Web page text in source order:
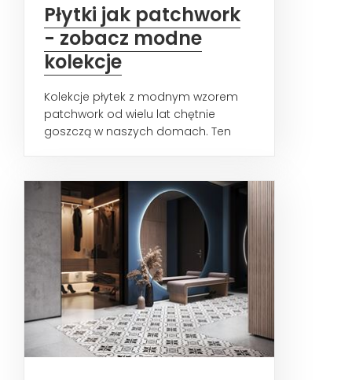
Płytki jak patchwork
- zobacz modne
kolekcje
Kolekcje płytek z modnym wzorem
patchwork od wielu lat chętnie
goszczą w naszych domach. Ten